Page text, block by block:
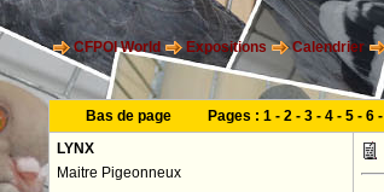
CFPOI World Expositions Calendrier
Bas de page Pages : 1- 2- 3- 4- 5- 6-
LYNX
Maitre Pigeonneux